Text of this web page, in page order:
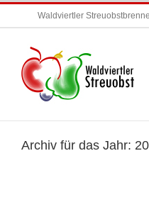
Zum
Waldviertler
Archiv für das Jahr: